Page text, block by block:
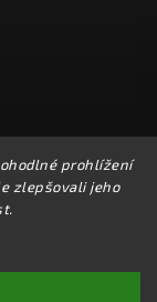
prohlížení
zlepšovali jeho
za